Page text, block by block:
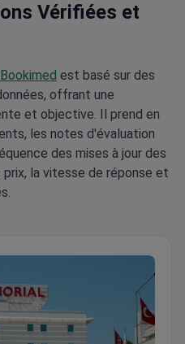
Vérifiées et
est basé sur des
offrant une
et objective. Il prend en
les notes d'évaluation
des mises à jour des
la vitesse de réponse et